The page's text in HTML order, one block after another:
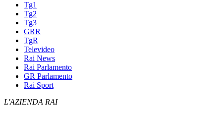
Tg1
Tg2
Tg3
GRR
TgR
Televideo
Rai News
Rai Parlamento
GR Parlamento
Rai Sport
L'AZIENDA RAI